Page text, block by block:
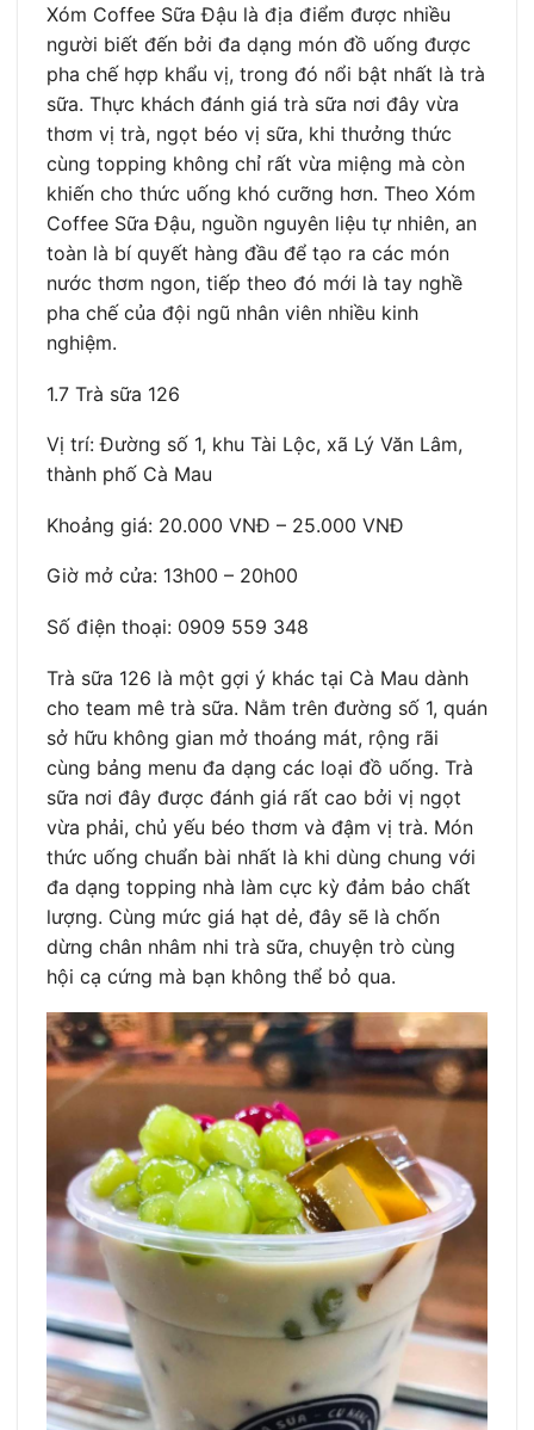
Xóm Coffee Sữa Đậu là địa điểm được nhiều
người biết đến bởi đa dạng món đồ uống được
pha chế hợp khẩu vị, trong đó nổi bật nhất là trà
sữa. Thực khách đánh giá trà sữa nơi đây vừa
thơm vị trà, ngọt béo vị sữa, khi thưởng thức
cùng topping không chỉ rất vừa miệng mà còn
khiến cho thức uống khó cưỡng hơn. Theo Xóm
Coffee Sữa Đậu, nguồn nguyên liệu tự nhiên, an
toàn là bí quyết hàng đầu để tạo ra các món
nước thơm ngon, tiếp theo đó mới là tay nghề
pha chế của đội ngũ nhân viên nhiều kinh
nghiệm.
1.7 Trà sữa 126
Vị trí: Đường số 1, khu Tài Lộc, xã Lý Văn Lâm,
thành phố Cà Mau
Khoảng giá: 20.000 VNĐ – 25.000 VNĐ
Giờ mở cửa: 13h00 – 20h00
Số điện thoại: 0909 559 348
Trà sữa 126 là một gợi ý khác tại Cà Mau dành
cho team mê trà sữa. Nằm trên đường số 1, quán
sở hữu không gian mở thoáng mát, rộng rãi
cùng bảng menu đa dạng các loại đồ uống. Trà
sữa nơi đây được đánh giá rất cao bởi vị ngọt
vừa phải, chủ yếu béo thơm và đậm vị trà. Món
thức uống chuẩn bài nhất là khi dùng chung với
đa dạng topping nhà làm cực kỳ đảm bảo chất
lượng. Cùng mức giá hạt dẻ, đây sẽ là chốn
dừng chân nhâm nhi trà sữa, chuyện trò cùng
hội cạ cứng mà bạn không thể bỏ qua.